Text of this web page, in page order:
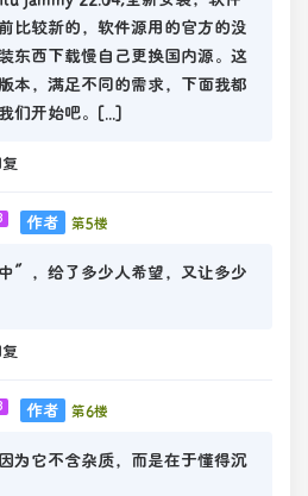
比较新的，软件源用的官方的没
东西下载慢自己更换国内源。这
本，满足不同的需求，下面我都
们开始吧。[...]
作者 第5楼
”，给了多少人希望，又让多少
作者 第6楼
为它不含杂质，而是在于懂得沉